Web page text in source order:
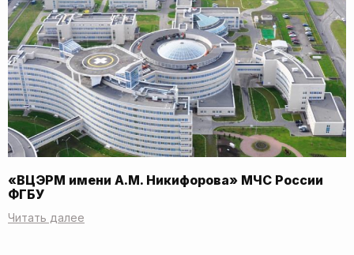
«ВЦЭРМ имени А.М. Никифорова» МЧС России
ФГБУ
Читать далее